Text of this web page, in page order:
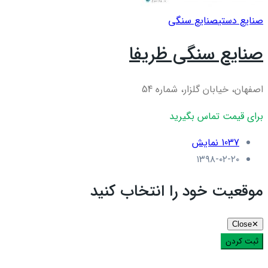
صنایع دستیصنایع سنگی
صنایع سنگی ظریفا
اصفهان، خیابان گلزار، شماره 54
برای قیمت تماس بگیرید
1037 نمایش
۱۳۹۸-۰۲-۲۰
موقعیت خود را انتخاب کنید
✕
Close
ثبت کردن